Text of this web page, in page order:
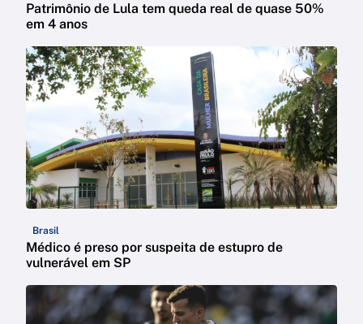
Patrimônio de Lula tem queda real de quase 50%
em 4 anos
Brasil
Médico é preso por suspeita de estupro de
vulnerável em SP